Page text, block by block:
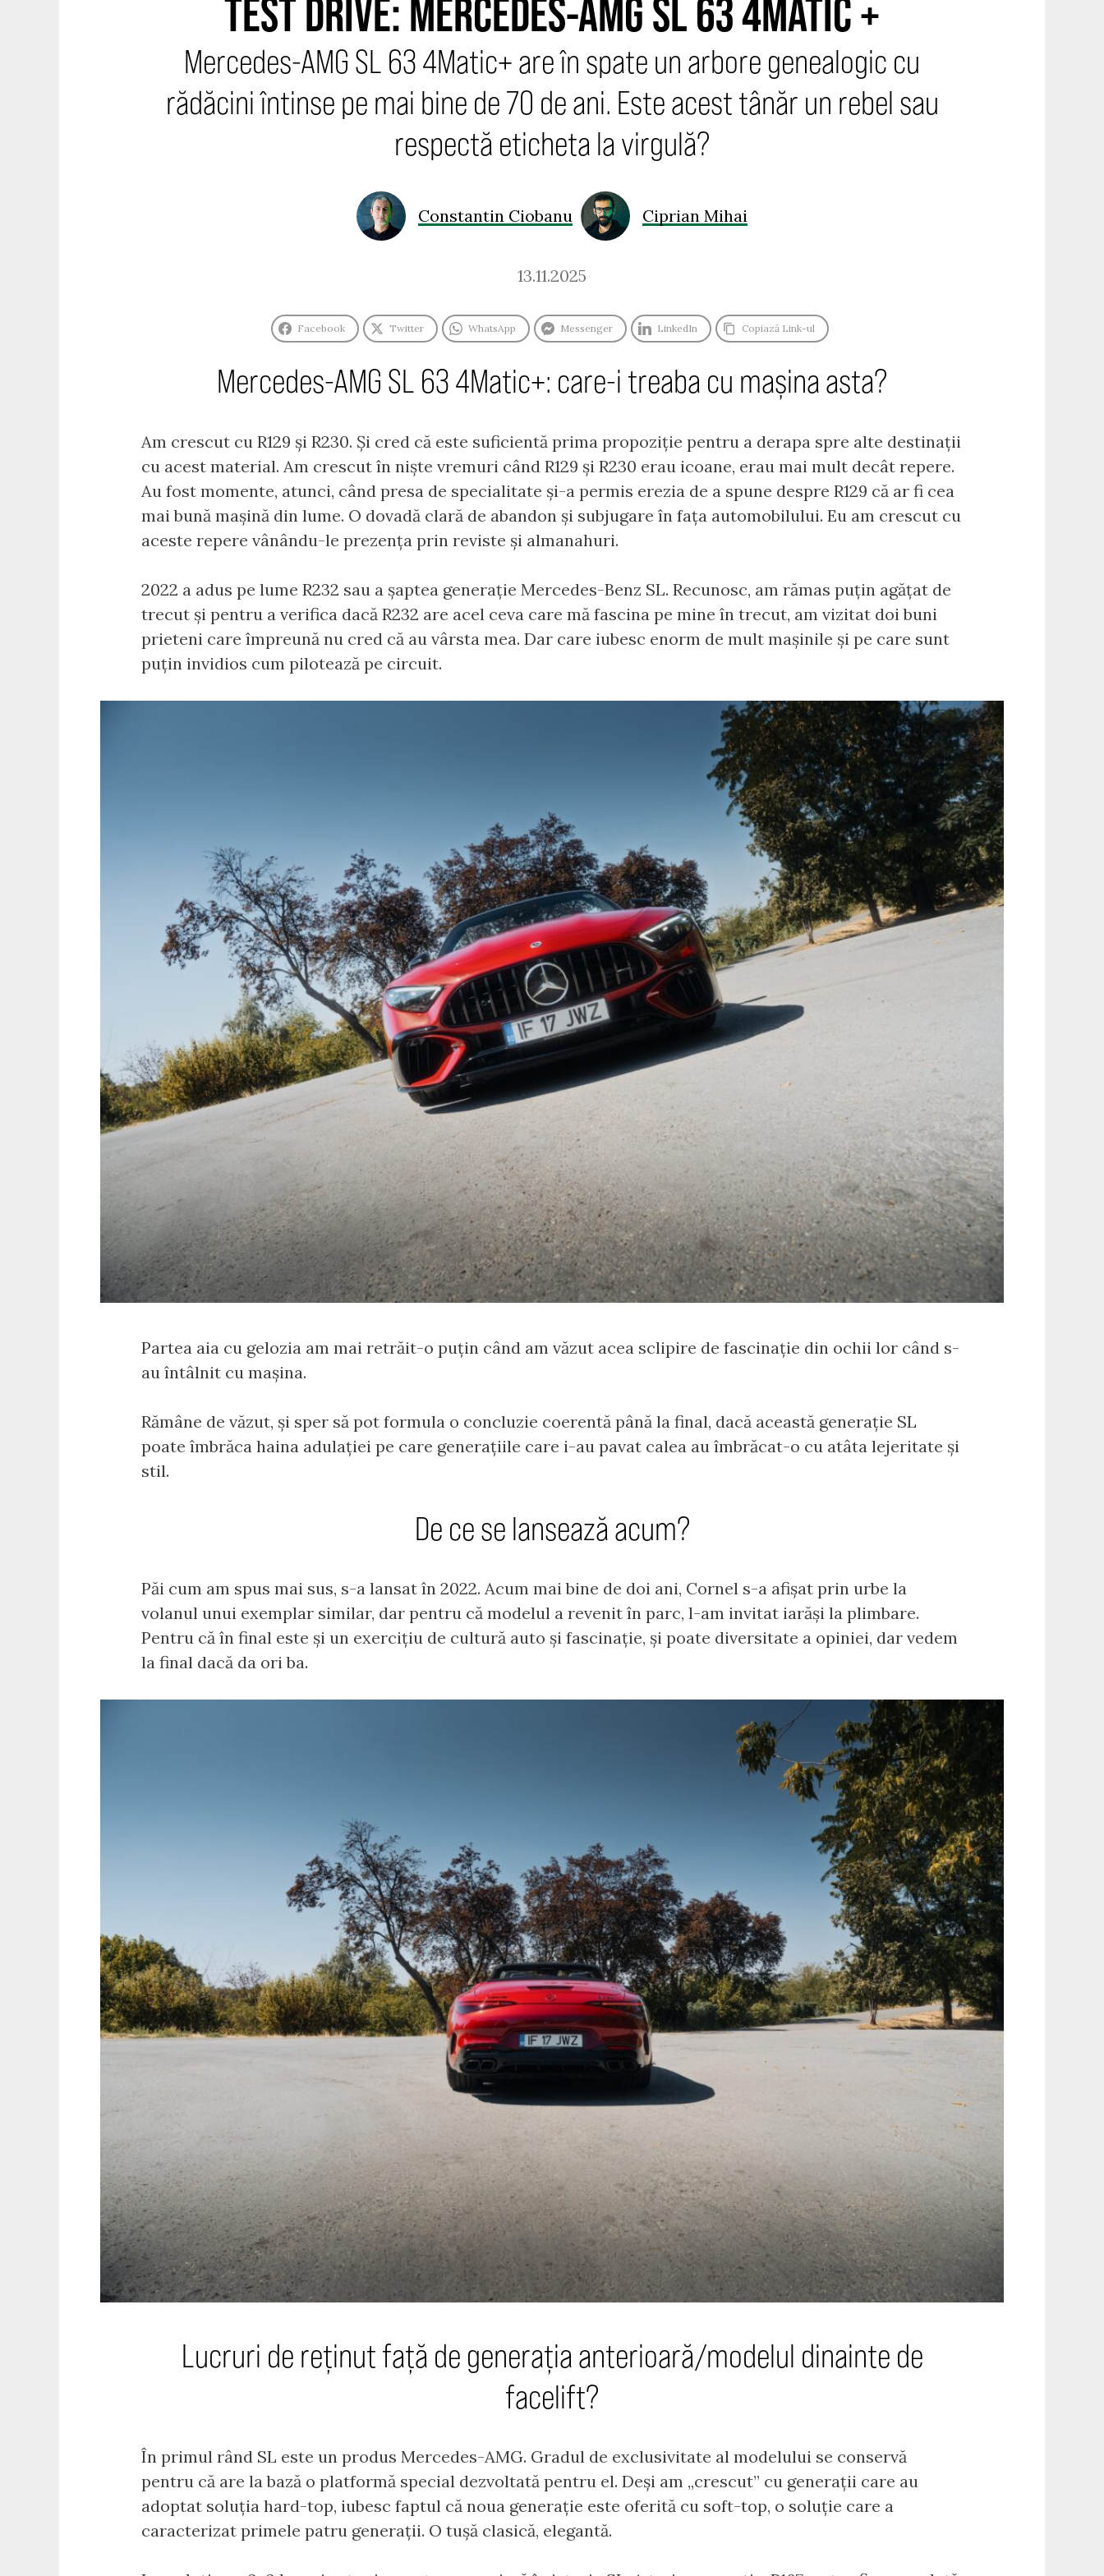
TEST DRIVE: MERCEDES-AMG SL 63 4MATIC +
Mercedes-AMG SL 63 4Matic+ are în spate un arbore genealogic cu
rădăcini întinse pe mai bine de 70 de ani. Este acest tânăr un rebel sau
respectă eticheta la virgulă?
Constantin Ciobanu Ciprian Mihai
13.11.2025
Facebook Twitter WhatsApp Messenger LinkedIn Copiază Link-ul
Mercedes-AMG SL 63 4Matic+: care-i treaba cu mașina asta?
Am crescut cu R129 și R230. Și cred că este suficientă prima propoziție pentru a derapa spre alte destinații
cu acest material. Am crescut în niște vremuri când R129 și R230 erau icoane, erau mai mult decât repere.
Au fost momente, atunci, când presa de specialitate și-a permis erezia de a spune despre R129 că ar fi cea
mai bună mașină din lume. O dovadă clară de abandon și subjugare în fața automobilului. Eu am crescut cu
aceste repere vânându-le prezența prin reviste și almanahuri.
2022 a adus pe lume R232 sau a șaptea generație Mercedes-Benz SL. Recunosc, am rămas puțin agățat de
trecut și pentru a verifica dacă R232 are acel ceva care mă fascina pe mine în trecut, am vizitat doi buni
prieteni care împreună nu cred că au vârsta mea. Dar care iubesc enorm de mult mașinile și pe care sunt
puțin invidios cum pilotează pe circuit.
Partea aia cu gelozia am mai retrăit-o puțin când am văzut acea sclipire de fascinație din ochii lor când s-
au întâlnit cu mașina.
Rămâne de văzut, și sper să pot formula o concluzie coerentă până la final, dacă această generație SL
poate îmbrăca haina adulației pe care generațiile care i-au pavat calea au îmbrăcat-o cu atâta lejeritate și
stil.
De ce se lansează acum?
Păi cum am spus mai sus, s-a lansat în 2022. Acum mai bine de doi ani, Cornel s-a afișat prin urbe la
volanul unui exemplar similar, dar pentru că modelul a revenit în parc, l-am invitat iarăși la plimbare.
Pentru că în final este și un exercițiu de cultură auto și fascinație, și poate diversitate a opiniei, dar vedem
la final dacă da ori ba.
Lucruri de reținut față de generația anterioară/modelul dinainte de
facelift?
În primul rând SL este un produs Mercedes-AMG. Gradul de exclusivitate al modelului se conservă
pentru că are la bază o platformă special dezvoltată pentru el. Deși am „crescut” cu generații care au
adoptat soluția hard-top, iubesc faptul că noua generație este oferită cu soft-top, o soluție care a
caracterizat primele patru generații. O tușă clasică, elegantă.